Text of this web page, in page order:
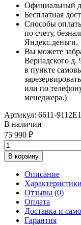
Официальный
Бесплатная
Способы
по счету,
Яндекс.деньги.
Вы можете
Вернадского д.
в пункте
или по
менеджера.)
Артикул: 6611-
В наличии
75 990
В корзину
Описание
Характеристики
Отзывы (0)
Оплата
Доставка и
Гарантия